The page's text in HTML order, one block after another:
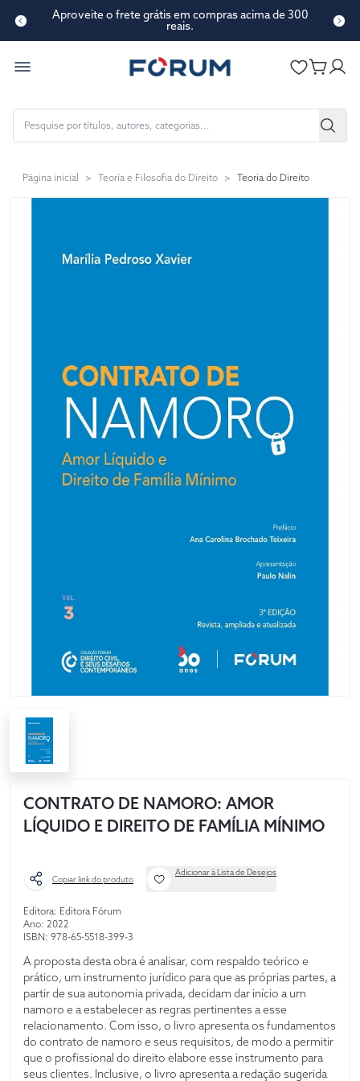
Aproveite o frete grátis em compras acima de 300
reais.
Página inicial > Teoría e Filosofia do Direito > Teoria do Direito
CONTRATO DE NAMORO: AMOR
LÍQUIDO E DIREITO DE FAMÍLIA MÍNIMO
Copiar link do produto
Adicionar à Lista de Desejos
Editora: Editora Fórum
Ano: 2022
ISBN: 978-65-5518-399-3
A proposta desta obra é analisar, com respaldo teórico e
prático, um instrumento jurídico para que as próprias partes, a
partir de sua autonomia privada, decidam dar início a um
namoro e a estabelecer as regras pertinentes a esse
relacionamento. Com isso, o livro apresenta os fundamentos
do contrato de namoro e seus requisitos, de modo a permitir
que o profissional do direito elabore esse instrumento para
seus clientes. Inclusive, o livro apresenta a redação sugerida